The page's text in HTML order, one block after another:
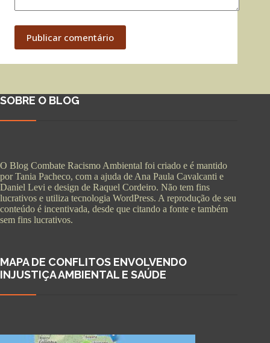
Publicar comentário
SOBRE O BLOG
O Blog Combate Racismo Ambiental foi criado e é mantido
por Tania Pacheco, com a ajuda de Ana Paula Cavalcanti e
Daniel Levi e design de Raquel Cordeiro. Não tem fins
lucrativos e utiliza tecnologia WordPress. A reprodução de seu
conteúdo é incentivada, desde que citando a fonte e também
sem fins lucrativos.
MAPA DE CONFLITOS ENVOLVENDO
INJUSTIÇA AMBIENTAL E SAÚDE